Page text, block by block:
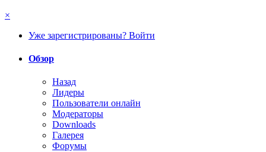
×
Уже зарегистрированы? Войти
Обзор
Назад
Лидеры
Пользователи онлайн
Модераторы
Downloads
Галерея
Форумы